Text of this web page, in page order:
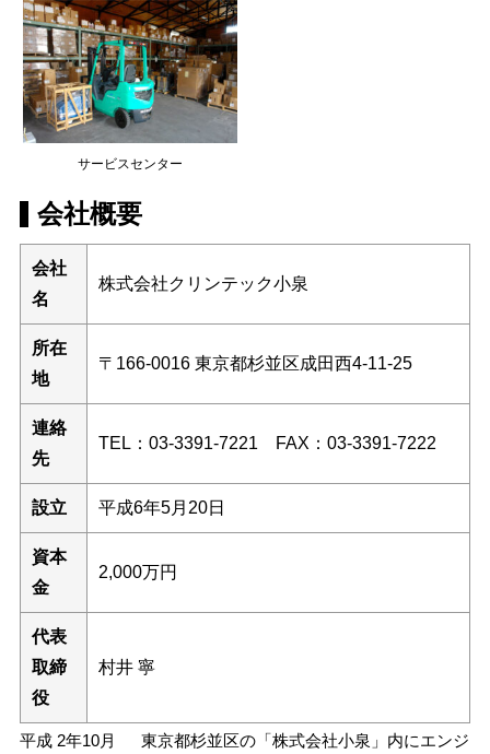
サービスセンター
会社概要
会社
名
株式会社クリンテック小泉
所在
地
〒166-0016 東京都杉並区成田西4-11-25
連絡
先
TEL：03-3391-7221 FAX：03-3391-7222
設立 平成6年5月20日
資本
金
2,000万円
代表
取締
役
村井 寧
平成 2年10月
東京都杉並区の「株式会社小泉」内にエンジ